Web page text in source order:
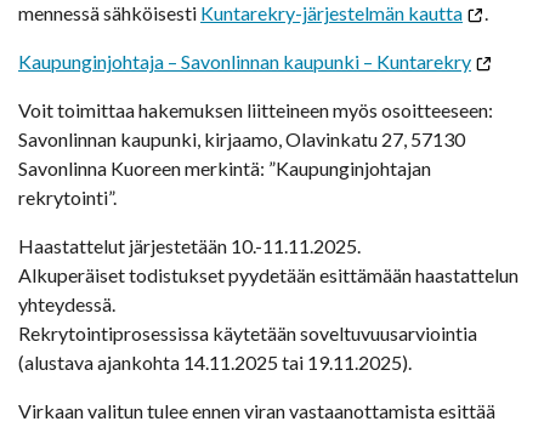
mennessä sähköisesti Kuntarekry-järjestelmän kautta .
Kaupunginjohtaja – Savonlinnan kaupunki – Kuntarekry
Voit toimittaa hakemuksen liitteineen myös osoitteeseen:
Savonlinnan kaupunki, kirjaamo, Olavinkatu 27, 57130
Savonlinna Kuoreen merkintä: ”Kaupunginjohtajan
rekrytointi”.
Haastattelut järjestetään 10.-11.11.2025.
Alkuperäiset todistukset pyydetään esittämään haastattelun
yhteydessä.
Rekrytointiprosessissa käytetään soveltuvuusarviointia
(alustava ajankohta 14.11.2025 tai 19.11.2025).
Virkaan valitun tulee ennen viran vastaanottamista esittää